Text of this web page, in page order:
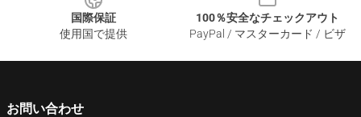
国際保証
使用国で提供
100％安全なチェックアウト
PayPal / マスターカード / ビザ
お問い合わせ